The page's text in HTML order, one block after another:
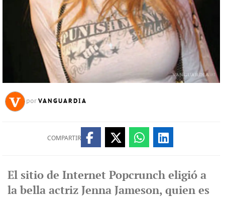
por VANGUARDIA
COMPARTIR
El sitio de Internet Popcrunch eligió a
la bella actriz Jenna Jameson, quien es